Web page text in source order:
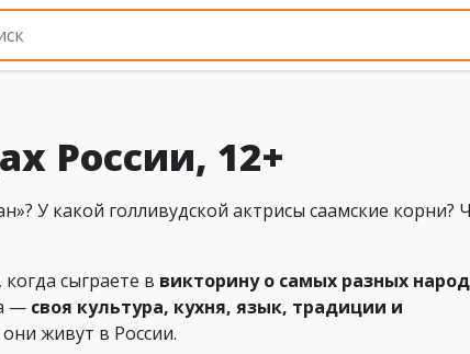
России, 12+
У какой голливудской актрисы саамские корни?
сыграете в викторину о самых разных
— своя культура, кухня, язык, традиции и
живут в России.